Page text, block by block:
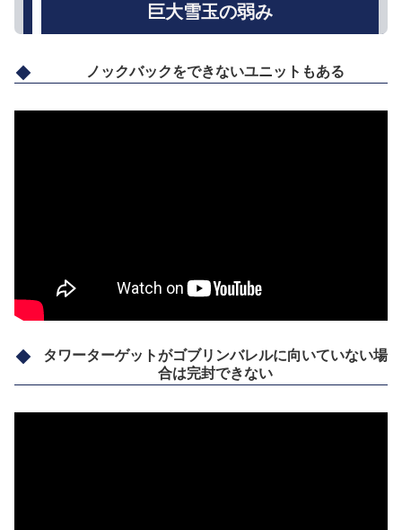
巨大雪玉の弱み
ノックバックをできないユニットもある
タワーターゲットがゴブリンバレルに向いていない場
合は完封できない